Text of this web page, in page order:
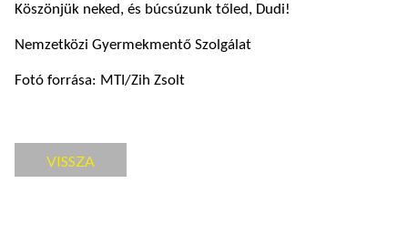
Köszönjük neked, és búcsúzunk tőled, Dudi!
Nemzetközi Gyermekmentő Szolgálat
Fotó forrása: MTI/Zih Zsolt
VISSZA